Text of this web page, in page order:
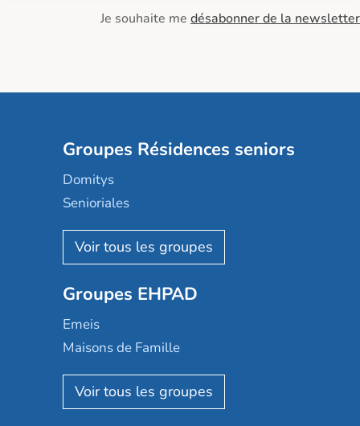
Je souhaite me désabonner de la newsletter
Groupes Résidences seniors
Domitys
Senioriales
Nohée
Les Résidentiels
Mobicap
Domusvi
Happy Senior
Aquarelia
Nexity edenea
Groupes EHPAD
Emeis
Maisons de Famille
Korian
Emera